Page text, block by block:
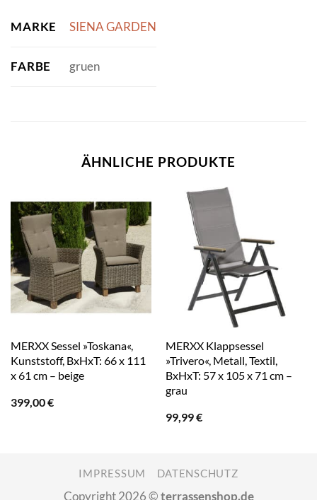
MARKE SIENA GARDEN
FARBE gruen
ÄHNLICHE PRODUKTE
MERXX Sessel »Toskana«,
Kunststoff, BxHxT: 66 x 111
x 61 cm – beige
399,00€
MERXX Klappsessel
»Trivero«, Metall, Textil,
BxHxT: 57 x 105 x 71 cm –
grau
99,99€
IMPRESSUM DATENSCHUTZ
Copyright 2026 ©terrassenshop.de